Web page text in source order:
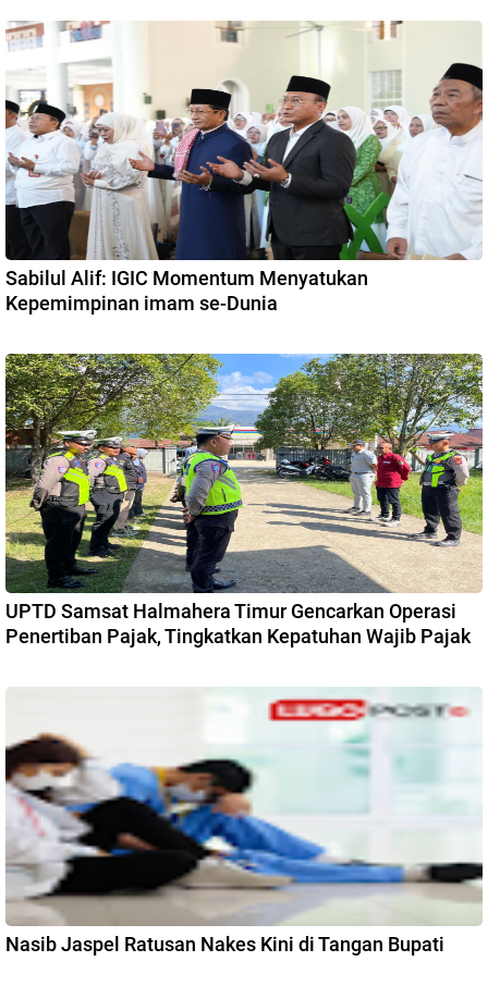
Sabilul Alif: IGIC Momentum Menyatukan
Kepemimpinan imam se-Dunia
UPTD Samsat Halmahera Timur Gencarkan Operasi
Penertiban Pajak, Tingkatkan Kepatuhan Wajib Pajak
Nasib Jaspel Ratusan Nakes Kini di Tangan Bupati